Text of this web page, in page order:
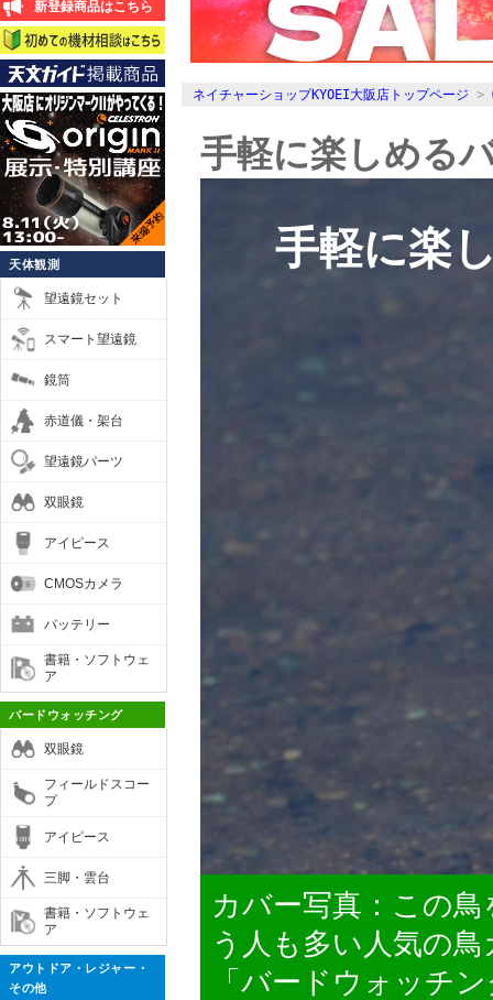
新登録商品はこちら
天体観測
望遠鏡セット
スマート望遠鏡
鏡筒
赤道儀・架台
望遠鏡パーツ
双眼鏡
アイピース
CMOSカメラ
バッテリー
書籍・ソフトウェ
ア
バードウォッチング
双眼鏡
フィールドスコー
プ
アイピース
三脚・雲台
書籍・ソフトウェ
ア
アウトドア・レジャー・
その他
ネイチャーショップKYOEI大阪店トップページ >
手軽に楽しめる
手軽に楽
カバー写真：この
う人も多い人気の
「バードウォッチ